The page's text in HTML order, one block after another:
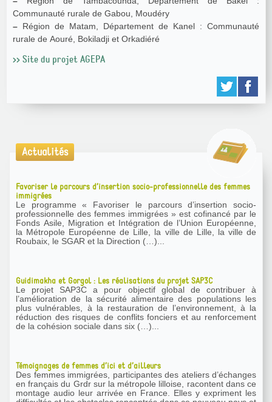
Communauté rurale de Gabou, Moudéry
– Région de Matam, Département de Kanel : Communauté
rurale de Aouré, Bokiladji et Orkadiéré
>> Site du projet AGEPA
Actualités
Favoriser le parcours d’insertion socio-professionnelle des femmes
immigrées
Le programme « Favoriser le parcours d’insertion socio-
professionnelle des femmes immigrées » est cofinancé par le
Fonds Asile, Migration et Intégration de l’Union Européenne,
la Métropole Européenne de Lille, la ville de Lille, la ville de
Roubaix, le SGAR et la Direction (…)...
Guidimakha et Gorgol : Les réalisations du projet SAP3C
Le projet SAP3C a pour objectif global de contribuer à
l’amélioration de la sécurité alimentaire des populations les
plus vulnérables, à la restauration de l’environnement, à la
réduction des risques de conflits fonciers et au renforcement
de la cohésion sociale dans six (…)...
Témoignages de femmes d’ici et d’ailleurs
Des femmes immigrées, participantes des ateliers d’échanges
en français du Grdr sur la métropole lilloise, racontent dans ce
montage audio leur arrivée en France. Elles y expriment les